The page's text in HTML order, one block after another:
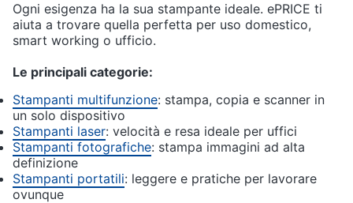
Ogni esigenza ha la sua stampante ideale. ePRICE ti
aiuta a trovare quella perfetta per uso domestico,
smart working o ufficio.
Le principali categorie:
Stampanti multifunzione: stampa, copia e scanner in
un solo dispositivo
Stampanti laser: velocità e resa ideale per uffici
Stampanti fotografiche: stampa immagini ad alta
definizione
Stampanti portatili: leggere e pratiche per lavorare
ovunque